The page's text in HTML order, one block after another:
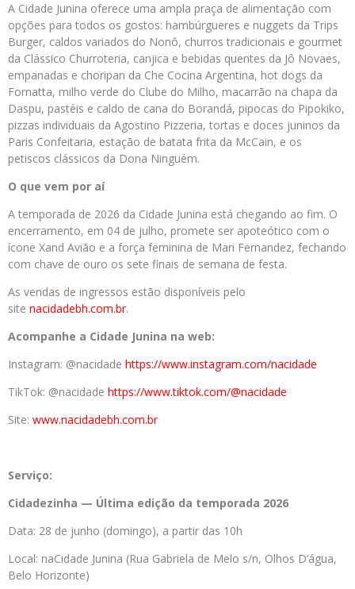
A Cidade Junina oferece uma ampla praça de alimentação com
opções para todos os gostos: hambúrgueres e nuggets da Trips
Burger, caldos variados do Nonô, churros tradicionais e gourmet
da Clássico Churroteria, canjica e bebidas quentes da Jô Novaes,
empanadas e choripan da Che Cocina Argentina, hot dogs da
Fornatta, milho verde do Clube do Milho, macarrão na chapa da
Daspu, pastéis e caldo de cana do Borandá, pipocas do Pipokiko,
pizzas individuais da Agostino Pizzeria, tortas e doces juninos da
Paris Confeitaria, estação de batata frita da McCain, e os
petiscos clássicos da Dona Ninguém.
O que vem por aí
A temporada de 2026 da Cidade Junina está chegando ao fim. O
encerramento, em 04 de julho, promete ser apoteótico com o
ícone Xand Avião e a força feminina de Mari Fernandez, fechando
com chave de ouro os sete finais de semana de festa.
As vendas de ingressos estão disponíveis pelo
site nacidadebh.com.br.
Acompanhe a Cidade Junina na web:
Instagram: @nacidade https://www.instagram.com/nacidade
TikTok: @nacidade https://www.tiktok.com/@nacidade
Site: www.nacidadebh.com.br
Serviço:
Cidadezinha — Última edição da temporada 2026
Data: 28 de junho (domingo), a partir das 10h
Local: naCidade Junina (Rua Gabriela de Melo s/n, Olhos D’água,
Belo Horizonte)